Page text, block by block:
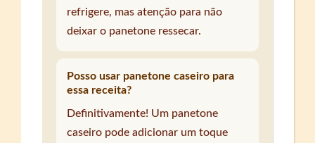
refrigere, mas atenção para não
deixar o panetone ressecar.
Posso usar panetone caseiro para
essa receita?
Definitivamente! Um panetone
caseiro pode adicionar um toque